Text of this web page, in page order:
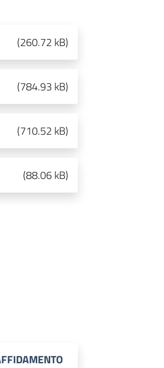
(260.72 kB)
(784.93 kB)
(710.52 kB)
(88.06 kB)